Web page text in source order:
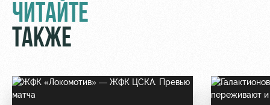
ЧИТАЙТЕ
ТАКЖЕ